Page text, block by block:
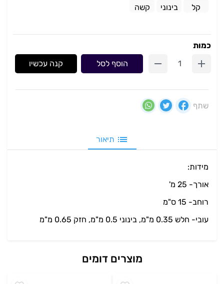
קל
בינוני קשה
כמות
הוסף לסל
קנה עכשיו
שתף
תיאור
מידות:
אורך- 25 מ'
רוחב- 15 ס"מ
עובי- חלש 0.35 מ"מ, בינוני 0.5 מ"מ, חזק 0.65 מ"מ
מוצרים דומים